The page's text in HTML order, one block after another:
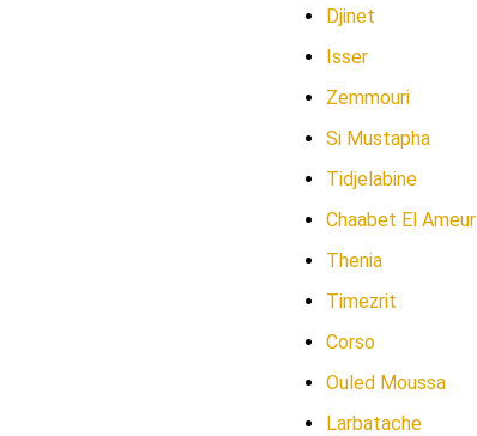
Djinet
Isser
Zemmouri
Si Mustapha
Tidjelabine
Chaabet El Ameur
Thenia
Timezrit
Corso
Ouled Moussa
Larbatache